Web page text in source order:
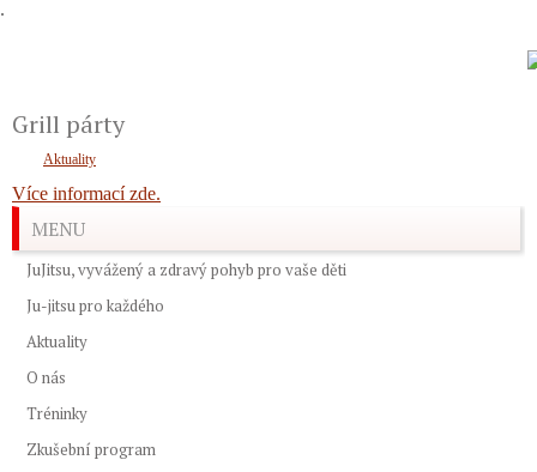
.
Grill párty
Aktuality
Více informací zde.
MENU
JuJitsu, vyvážený a zdravý pohyb pro vaše děti
Ju-jitsu pro každého
Aktuality
O nás
Tréninky
Zkušební program